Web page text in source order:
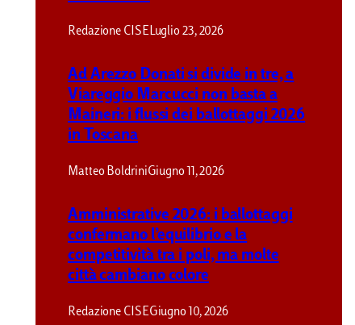
Redazione CISE Luglio 23, 2026
Ad Arezzo Donati si divide in tre, a
Viareggio Marcucci non basta a
Maineri: i flussi dei ballottaggi 2026
in Toscana
Matteo BoldriniGiugno 11, 2026
Amministrative 2026: i ballottaggi
confermano l’equilibrio e la
competitività tra i poli, ma molte
città cambiano colore
Redazione CISEGiugno 10, 2026